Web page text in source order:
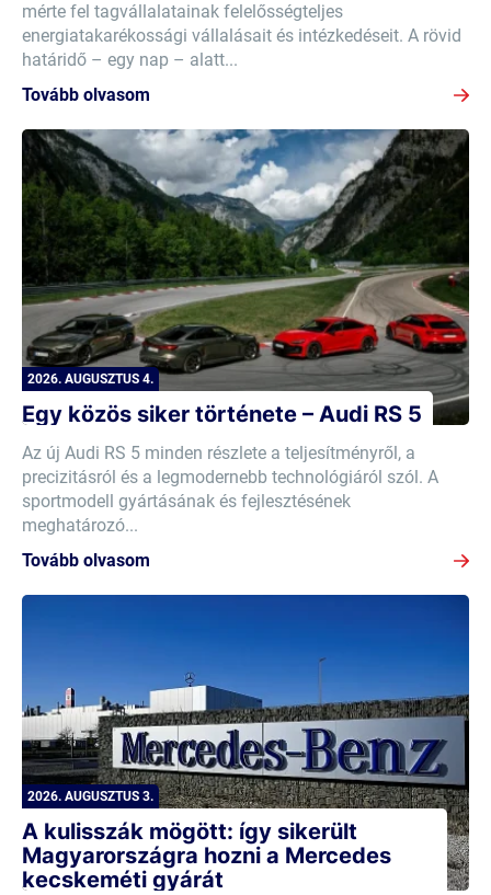
mérte fel tagvállalatainak felelősségteljes
energiatakarékossági vállalásait és intézkedéseit. A rövid
határidő – egy nap – alatt...
Tovább olvasom
2026. AUGUSZTUS 4.
Egy közös siker története – Audi RS 5
Az új Audi RS 5 minden részlete a teljesítményről, a
precizitásról és a legmodernebb technológiáról szól. A
sportmodell gyártásának és fejlesztésének
meghatározó...
Tovább olvasom
2026. AUGUSZTUS 3.
A kulisszák mögött: így sikerült
Magyarországra hozni a Mercedes
kecskeméti gyárát